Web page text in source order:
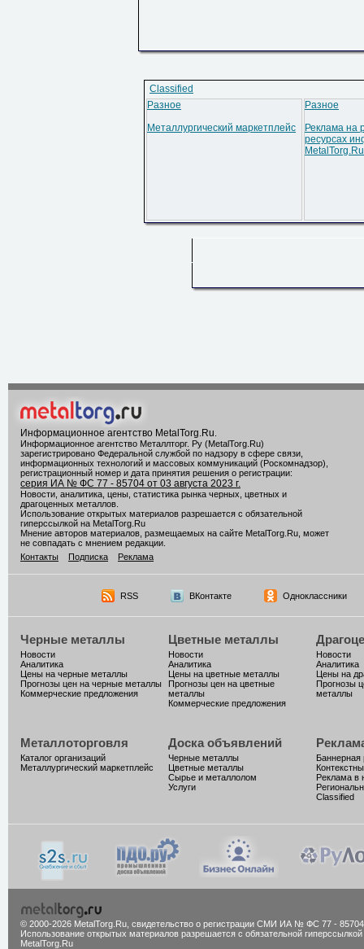
Classified
Разное
Металлургический маркетплейс
Разное
Реклама на
ресурсах
MetalTorg.Ru
Информационное агентство MetalTorg.Ru
Информационное агентство Металлторг. Ру (MetalTorg.Ru)
зарегистрировано Федеральной службой по надзору в сфере связи,
информационных технологий и массовых коммуникаций (Роскомнадзор),
регистрационный номер и дата принятия решения о регистрации:
серия ИА № ФС 77 - 85704 от 03 августа 2023 г.
Новости, аналитика, цены, статистика рынка черных, цветных и
драгоценных металлов.
Использование открытых материалов разрешается с обязательной
гиперссылкой на MetalTorg.Ru
Мнение авторов материалов, размещаемых на сайте MetalTorg.Ru, может
не совпадать с мнением редакции.
Контакты
Подписка Реклама
RSS ВКонтакте Одноклассники
Черные металлы
Новости
Аналитика
Цены на черные металлы
Прогнозы цен на черные металлы
Коммерческие предложения
Цветные металлы
Новости
Аналитика
Цены на цветные металлы
Прогнозы цен на цветные
металлы
Коммерческие предложения
Новости
Аналитика
Цены на
Прогнозы
металлы
Металлоторговля
Каталог организаций
Металлургический маркетплейс
Доска объявлений
Черные металлы
Цветные металлы
Сырье и металлолом
Услуги
Баннерная
Реклама в
Classified
© 2000-2026 MetalTorg.Ru, cвидетельство о регистрации СМИ ИА № ФС 77 - 85704
Использование открытых материалов разрешается с обязательной гиперссылкой
MetalTorg.Ru